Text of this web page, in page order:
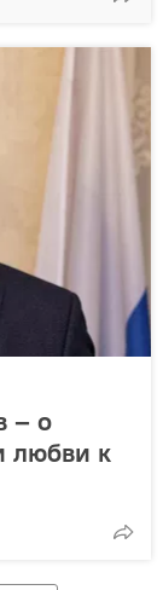
– о
любви к